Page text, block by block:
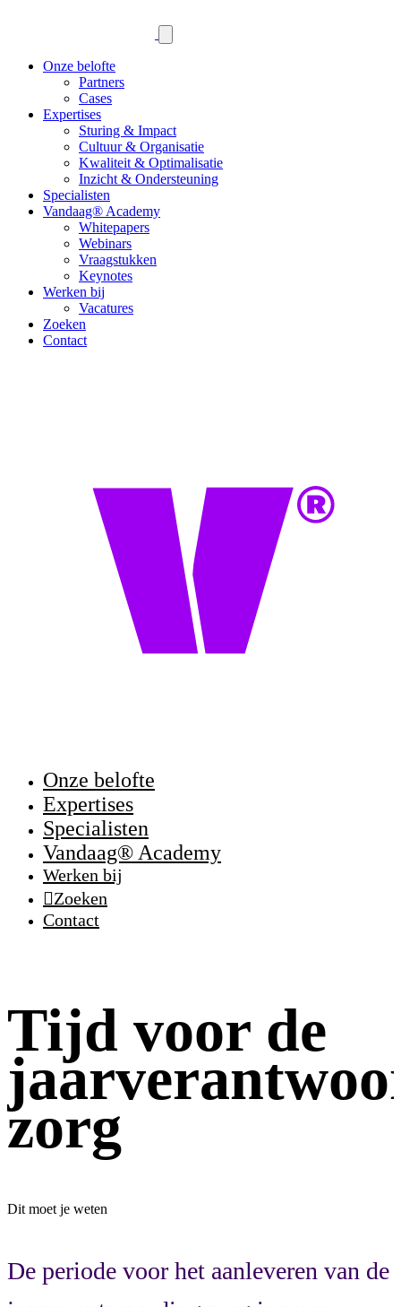
Onze belofte
Partners
Cases
Expertises
Sturing & Impact
Cultuur & Organisatie
Kwaliteit & Optimalisatie
Inzicht & Ondersteuning
Specialisten
Vandaag® Academy
Whitepapers
Webinars
Vraagstukken
Keynotes
Werken bij
Vacatures
Zoeken
Contact
Onze belofte
Expertises
Specialisten
Vandaag® Academy
Werken bij
Zoeken
Contact
Tijd voor de
zorg
Dit moet je weten
De periode voor het aanleveren van de